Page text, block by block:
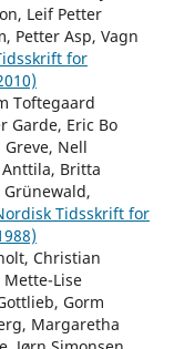
Leif Petter
Petter Asp, Vagn
for
Toftegaard
Garde, Eric Bo
Greve, Nell
Britta
Grünewald,
Tidsskrift for
Christian
Lise
Gorm
Margaretha